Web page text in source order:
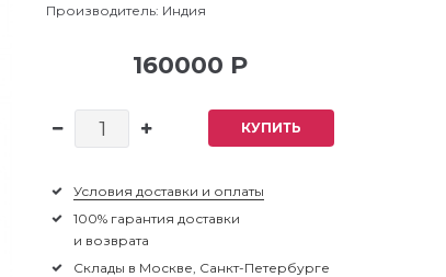
Производитель: Индия
160000 Р
КУПИТЬ
Условия доставки и оплаты
100% гарантия доставки
и возврата
Склады в Москве, Санкт-Петербурге